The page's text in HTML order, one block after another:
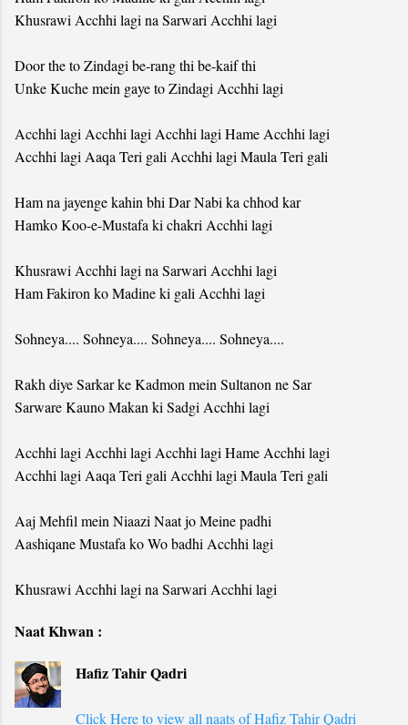
Khusrawi Acchhi lagi na Sarwari Acchhi lagi
Door the to Zindagi be-rang thi be-kaif thi
Unke Kuche mein gaye to Zindagi Acchhi lagi
Acchhi lagi Acchhi lagi Acchhi lagi Hame Acchhi lagi
Acchhi lagi Aaqa Teri gali Acchhi lagi Maula Teri gali
Ham na jayenge kahin bhi Dar Nabi ka chhod kar
Hamko Koo-e-Mustafa ki chakri Acchhi lagi
Khusrawi Acchhi lagi na Sarwari Acchhi lagi
Ham Fakiron ko Madine ki gali Acchhi lagi
Sohneya.... Sohneya.... Sohneya.... Sohneya....
Rakh diye Sarkar ke Kadmon mein Sultanon ne Sar
Sarware Kauno Makan ki Sadgi Acchhi lagi
Acchhi lagi Acchhi lagi Acchhi lagi Hame Acchhi lagi
Acchhi lagi Aaqa Teri gali Acchhi lagi Maula Teri gali
Aaj Mehfil mein Niaazi Naat jo Meine padhi
Aashiqane Mustafa ko Wo badhi Acchhi lagi
Khusrawi Acchhi lagi na Sarwari Acchhi lagi
Naat Khwan :
Hafiz Tahir Qadri
Click Here to view all naats of Hafiz Tahir Qadri